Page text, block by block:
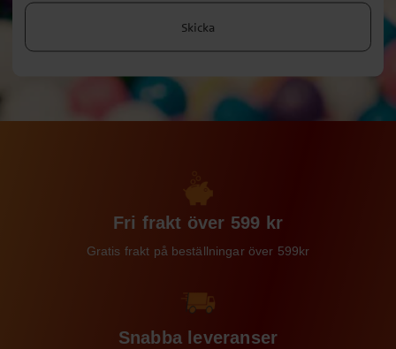
Skicka
Fri frakt över 599 kr
Gratis frakt på beställningar över 599kr
Snabba leveranser